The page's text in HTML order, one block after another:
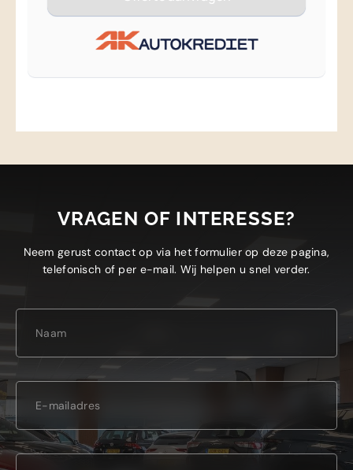
VRAGEN OF INTERESSE?
Neem gerust contact op via het formulier op deze pagina,
telefonisch of per e-mail. Wij helpen u snel verder.